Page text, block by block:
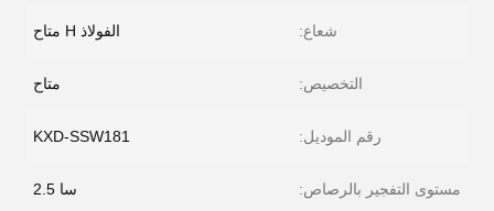
شعاع: الفولاذ H متاح
التخصيص: متاح
رقم الموديل: KXD-SSW181
مستوى التفجير بالرصاص: سا 2.5